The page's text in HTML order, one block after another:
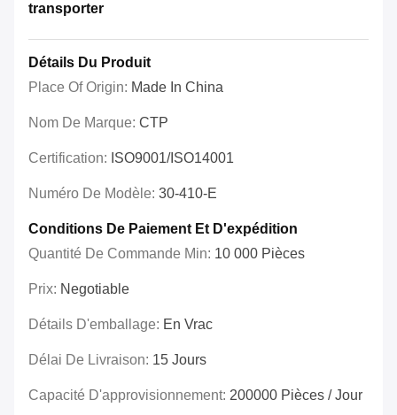
transporter
Détails Du Produit
Place Of Origin: Made In China
Nom De Marque: CTP
Certification: ISO9001/ISO14001
Numéro De Modèle: 30-410-E
Conditions De Paiement Et D'expédition
Quantité De Commande Min: 10 000 Pièces
Prix: Negotiable
Détails D'emballage: En Vrac
Délai De Livraison: 15 Jours
Capacité D'approvisionnement: 200000 Pièces / Jour